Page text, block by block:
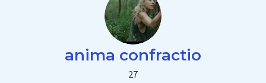
anima confractio
27